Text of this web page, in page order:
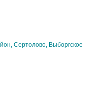
Сертолово, Выборгское